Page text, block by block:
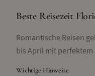
Beste Reisezeit
Romantische Reisen
bis April mit
Wichtige Hinweise